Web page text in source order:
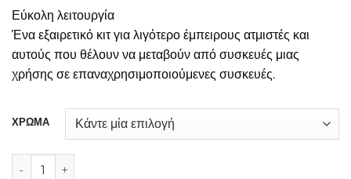
Εύκολη λειτουργία
Ένα εξαιρετικό κιτ για λιγότερο έμπειρους ατμιστές και
αυτούς που θέλουν να μεταβούν από συσκευές μιας
χρήσης σε επαναχρησιμοποιούμενες συσκευές.
ΧΡΩΜΑ
Innokin Z Pod Nano Kit 700mAh 2ml ποσότητα